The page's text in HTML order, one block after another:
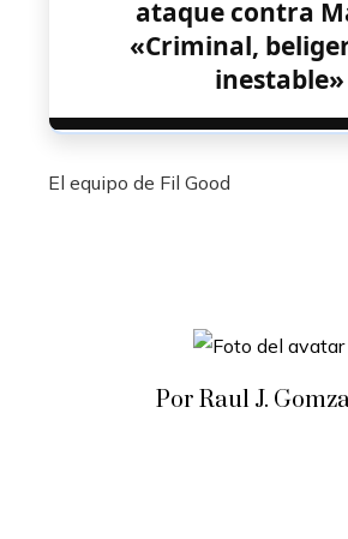
ataque contra
«Criminal,
inestable»
El equipo de Fil Good
Por Raul J.